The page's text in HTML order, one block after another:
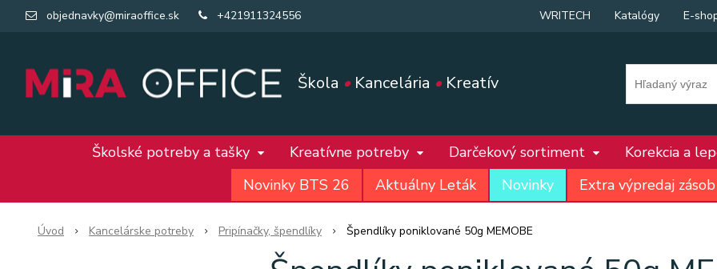
Škola •Kancelária •Kreatív
objednavky@miraoffice.sk +421911324556 WRITECH Katalógy E-
Školské potreby a tašky Kreatívne potreby Darčekový sortiment
Korekcia a
Novinky BTS 26
Aktuálny Leták Novinky Extra výpredaj zásob
Úvod Kancelárske potreby Pripínačky, špendlíky Špendlíky poniklované 50g MEMOBE